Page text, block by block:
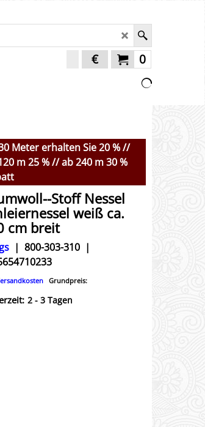
0
€
Meter erhalten Sie 20 % //
m 25 % // ab 240 m 30 %
Stoff Nessel
weiß ca.
cm breit
800-303-310
Grundpreis:
2 - 3 Tagen